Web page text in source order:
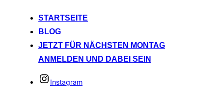
STARTSEITE
BLOG
JETZT FÜR NÄCHSTEN MONTAG
ANMELDEN UND DABEI SEIN
Instagram